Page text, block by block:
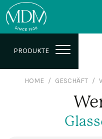
PRODUKTE
HOME GESCHÄFT